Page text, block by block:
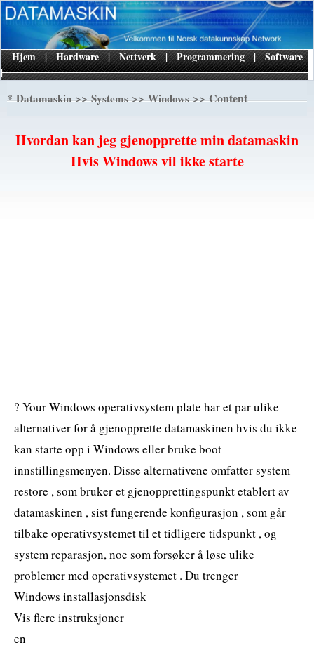
|
Hjem | Hardware | Nettverk | Programmering | Software
*Datamaskin>>Systems>>Windows>> Content
Hvordan kan jeg gjenopprette min datamaskin
Hvis Windows vil ikke starte
? Your Windows operativsystem plate har et par ulike
alternativer for å gjenopprette datamaskinen hvis du ikke
kan starte opp i Windows eller bruke boot
innstillingsmenyen. Disse alternativene omfatter system
restore , som bruker et gjenopprettingspunkt etablert av
datamaskinen , sist fungerende konfigurasjon , som går
tilbake operativsystemet til et tidligere tidspunkt , og
system reparasjon, noe som forsøker å løse ulike
problemer med operativsystemet . Du trenger
Windows installasjonsdisk
Vis flere instruksjoner
en